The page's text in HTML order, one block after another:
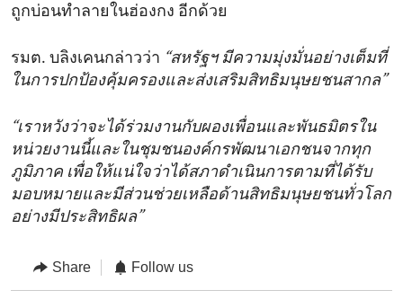
ถูกบ่อนทำลายในฮ่องกง อีกด้วย
รมต. บลิงเคนกล่าวว่า “สหรัฐฯ มีความมุ่งมั่นอย่างเต็มที่
ในการปกป้องคุ้มครองและส่งเสริมสิทธิมนุษยชนสากล”
“เราหวังว่าจะได้ร่วมงานกับผองเพื่อนและพันธมิตรใน
หน่วยงานนี้และในชุมชนองค์กรพัฒนาเอกชนจากทุก
ภูมิภาค เพื่อให้แน่ใจว่าได้สภาดำเนินการตามที่ได้รับ
มอบหมายและมีส่วนช่วยเหลือด้านสิทธิมนุษยชนทั่วโลก
อย่างมีประสิทธิผล”
Share Follow us